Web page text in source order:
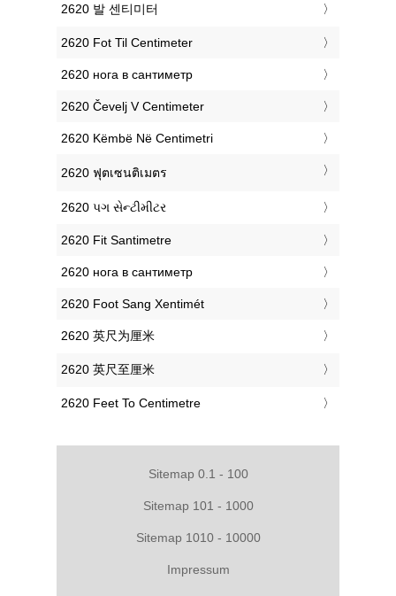
‎2620 발 센티미터
‎2620 Fot Til Centimeter
‎2620 нога в сантиметр
‎2620 Čevelj V Centimeter
‎2620 Këmbë Në Centimetri
‎2620 ฟุตเซนติเมตร
‎2620 પગ સેન્ટીમીટર
‎2620 Fit Santimetre
‎2620 нога в сантиметр
‎2620 Foot Sang Xentimét
‎2620 英尺为厘米
‎2620 英尺至厘米
‎2620 Feet To Centimetre
Sitemap 0.1 - 100
Sitemap 101 - 1000
Sitemap 1010 - 10000
Impressum